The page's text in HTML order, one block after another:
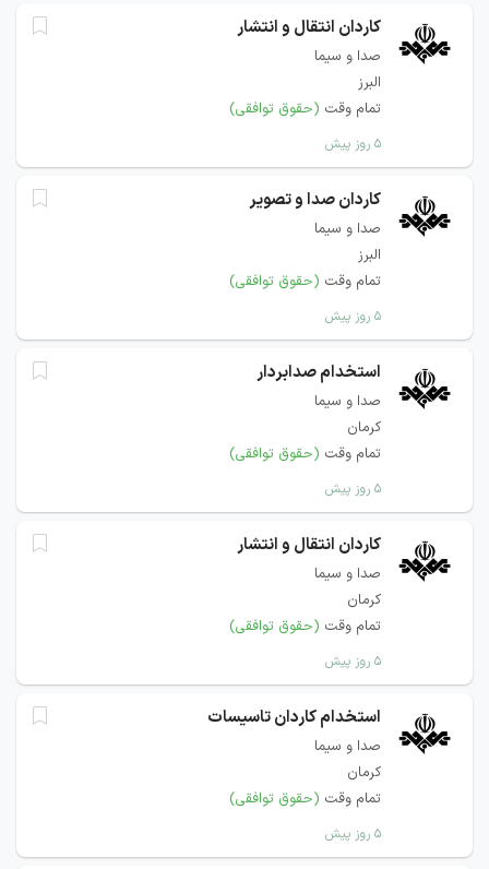
کاردان انتقال و انتشار
صدا و سیما
البرز
تمام وقت (حقوق توافقی)
۵ روز پیش
کاردان صدا و تصویر
صدا و سیما
البرز
تمام وقت (حقوق توافقی)
۵ روز پیش
استخدام صدابردار
صدا و سیما
کرمان
تمام وقت (حقوق توافقی)
۵ روز پیش
کاردان انتقال و انتشار
صدا و سیما
کرمان
تمام وقت (حقوق توافقی)
۵ روز پیش
استخدام کاردان تاسیسات
صدا و سیما
کرمان
تمام وقت (حقوق توافقی)
۵ روز پیش